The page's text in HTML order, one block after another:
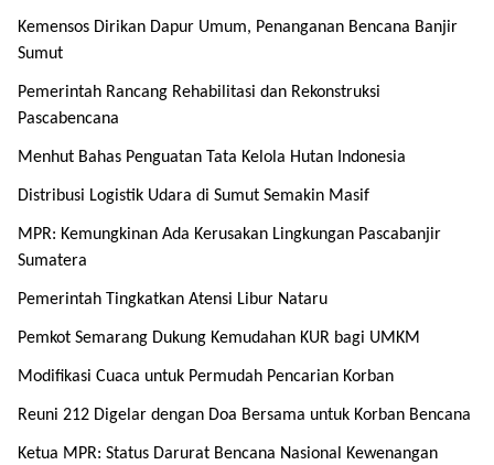
Kemensos Dirikan Dapur Umum, Penanganan Bencana Banjir
Sumut
Pemerintah Rancang Rehabilitasi dan Rekonstruksi
Pascabencana
Menhut Bahas Penguatan Tata Kelola Hutan Indonesia
Distribusi Logistik Udara di Sumut Semakin Masif
MPR: Kemungkinan Ada Kerusakan Lingkungan Pascabanjir
Sumatera
Pemerintah Tingkatkan Atensi Libur Nataru
Pemkot Semarang Dukung Kemudahan KUR bagi UMKM
Modifikasi Cuaca untuk Permudah Pencarian Korban
Reuni 212 Digelar dengan Doa Bersama untuk Korban Bencana
Ketua MPR: Status Darurat Bencana Nasional Kewenangan